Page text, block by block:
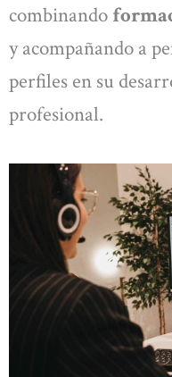
combinando
y acompañando a
perfiles en su
profesional.